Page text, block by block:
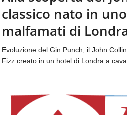
aggiornamenti
quotidiani
temi
come
ospitalità,
beverage,
catering
CONTATTI
classico nato in
malfamati di Londra
Evoluzione del Gin Punch, il John
Fizz creato in un hotel di Londra a